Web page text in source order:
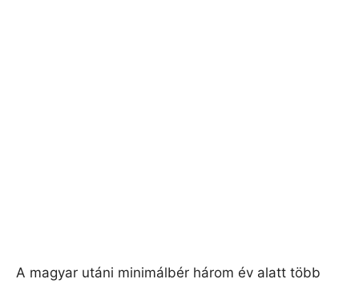
A magyar utáni minimálbér három év alatt több